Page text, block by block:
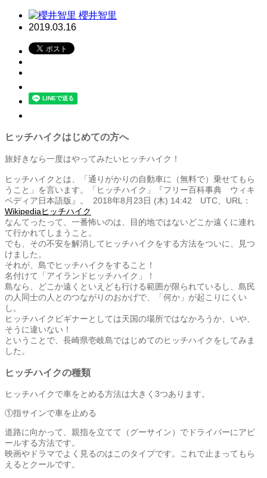
櫻井智里
2019.03.16
ヒッチハイクはじめての方へ
旅好きなら一度はやってみたいヒッチハイク！
ヒッチハイクとは、「通りがかりの自動車に（無料で）乗せてもら
うこと」を言います。「ヒッチハイク」『フリー百科事典 ウィキ
ペディア日本語版』。 2018年8月23日 (木) 14:42 UTC、URL：
Wikipediaヒッチハイク
なんてったって、一番怖いのは、目的地ではないどこか遠くに連れ
て行かれてしまうこと。
でも、その不安を解消してヒッチハイクをする方法をついに、見つ
けました。
それが、島でヒッチハイクをすること！
名付けて「アイランドヒッチハイク」！
島なら、どこか遠くといえども行ける範囲が限られているし、島民
の人同士の人とのつながりのおかげで、「何か」が起こりにくい
し。
ヒッチハイクビギナーとしては天国の場所ではなかろうか、いや、
そうに違いない！
ということで、長崎県壱岐島ではじめてのヒッチハイクをしてみま
した。
ヒッチハイクの種類
ヒッチハイクで車をとめる方法は大きく3つあります。
①指サインで車を止める
道路に向かって、親指を立てて（グーサイン）でドライバーにアピ
ールする方法です。
映画やドラマでよく見るのはこのタイプです。これで止まってもら
えるとクールです。